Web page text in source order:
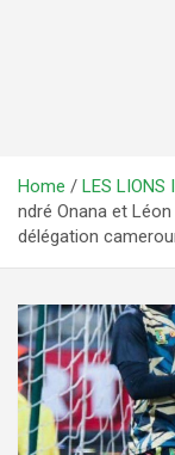
Home
LES LIONS
ndré Onana et
délégation